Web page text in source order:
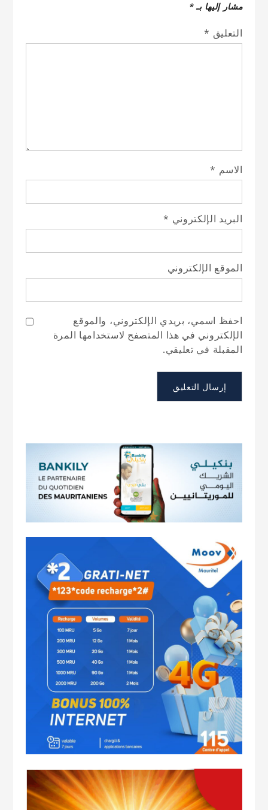
مشار إليها بـ*
التعليق *
الاسم *
البريد الإلكتروني *
الموقع الإلكتروني
احفظ اسمي، بريدي الإلكتروني، والموقع
الإلكتروني في هذا المتصفح لاستخدامها المرة
المقبلة في تعليقي.